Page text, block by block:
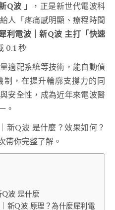
Q波 」
，正是新世代電波科
人「疼痛感明顯、療程時間
利電波｜新Q波 主打「快速
0.1 秒
適配系統等技術，能自動偵
，在提升輪廓支撐力的同
安全性，成為近年來電波醫
。
新Q波 是什麼？效果如何？
帶你完整了解。
波 是什麼
新Q波 原理？為什麼犀利電